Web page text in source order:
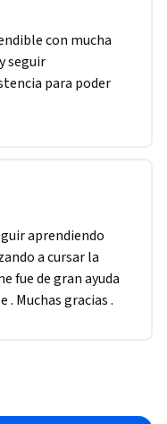
con mucha
seguir
para poder
aprendiendo
a cursar la
fue de gran ayuda
. Muchas gracias .